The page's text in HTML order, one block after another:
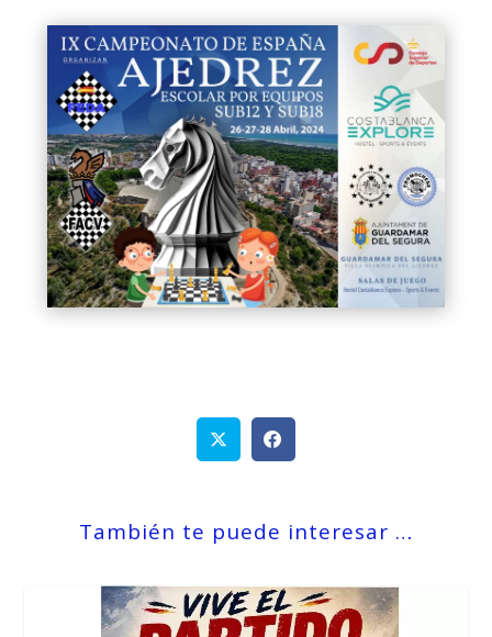
También te puede interesar …